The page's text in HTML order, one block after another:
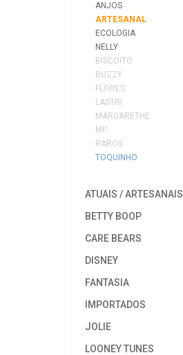
ANJOS
ARTESANAL
ECOLOGIA
NELLY
BISCOITO
BUZZY
FLORES
LASTRI
MARGARETHE
MP
RAROS
TOQUINHO
ATUAIS / ARTESANAIS
BETTY BOOP
CARE BEARS
DISNEY
FANTASIA
IMPORTADOS
JOLIE
LOONEY TUNES